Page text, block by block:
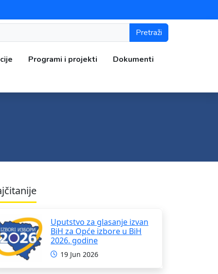
Pretraži
Programi i projekti
Dokumenti
Uputstvo za glasanje izvan
BiH za Opće izbore u BiH
2026. godine
19 Jun 2026